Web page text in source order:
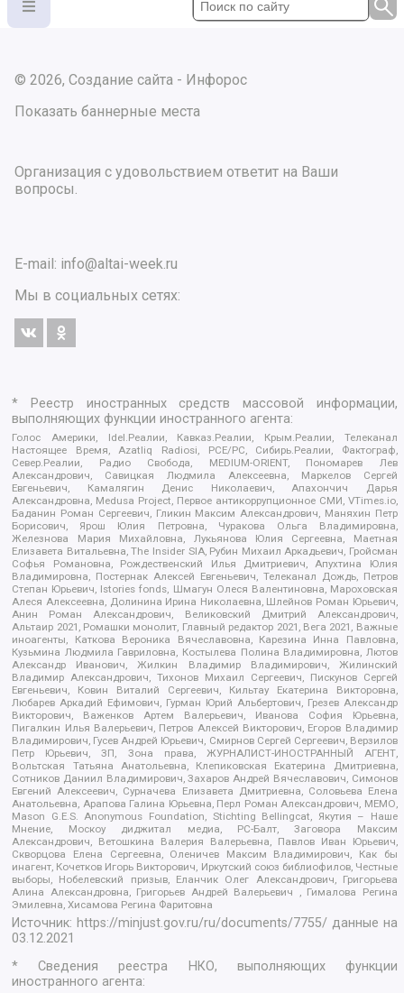
© 2026, Создание сайта - Инфорос
Показать баннерные места
Организация с удовольствием ответит на Ваши
вопросы.
E-mail: info@altai-week.ru
Мы в социальных сетях:
* Реестр иностранных средств массовой информации,
выполняющих функции иностранного агента:
Голос Америки, Idel.Реалии, Кавказ.Реалии, Крым.Реалии, Телеканал
Настоящее Время, Azatliq Radiosi, PCE/PC, Сибирь.Реалии, Фактограф,
Север.Реалии, Радио Свобода, MEDIUM-ORIENT, Пономарев Лев
Александрович, Савицкая Людмила Алексеевна, Маркелов Сергей
Евгеньевич, Камалягин Денис Николаевич, Апахончич Дарья
Александровна, Medusa Project, Первое антикоррупционное СМИ, VTimes.io,
Баданин Роман Сергеевич, Гликин Максим Александрович, Маняхин Петр
Борисович, Ярош Юлия Петровна, Чуракова Ольга Владимировна,
Железнова Мария Михайловна, Лукьянова Юлия Сергеевна, Маетная
Елизавета Витальевна, The Insider SIA, Рубин Михаил Аркадьевич, Гройсман
Софья Романовна, Рождественский Илья Дмитриевич, Апухтина Юлия
Владимировна, Постернак Алексей Евгеньевич, Телеканал Дождь, Петров
Степан Юрьевич, Istories fonds, Шмагун Олеся Валентиновна, Мароховская
Алеся Алексеевна, Долинина Ирина Николаевна, Шлейнов Роман Юрьевич,
Анин Роман Александрович, Великовский Дмитрий Александрович,
Альтаир 2021, Ромашки монолит, Главный редактор 2021, Вега 2021, Важные
иноагенты, Каткова Вероника Вячеславовна, Карезина Инна Павловна,
Кузьмина Людмила Гавриловна, Костылева Полина Владимировна, Лютов
Александр Иванович, Жилкин Владимир Владимирович, Жилинский
Владимир Александрович, Тихонов Михаил Сергеевич, Пискунов Сергей
Евгеньевич, Ковин Виталий Сергеевич, Кильтау Екатерина Викторовна,
Любарев Аркадий Ефимович, Гурман Юрий Альбертович, Грезев Александр
Викторович, Важенков Артем Валерьевич, Иванова София Юрьевна,
Пигалкин Илья Валерьевич, Петров Алексей Викторович, Егоров Владимир
Владимирович, Гусев Андрей Юрьевич, Смирнов Сергей Сергеевич, Верзилов
Петр Юрьевич, ЗП, Зона права, ЖУРНАЛИСТ-ИНОСТРАННЫЙ АГЕНТ,
Вольтская Татьяна Анатольевна, Клепиковская Екатерина Дмитриевна,
Сотников Даниил Владимирович, Захаров Андрей Вячеславович, Симонов
Евгений Алексеевич, Сурначева Елизавета Дмитриевна, Соловьева Елена
Анатольевна, Арапова Галина Юрьевна, Перл Роман Александрович, МЕМО,
Mason G.E.S. Anonymous Foundation, Stichting Bellingcat, Якутия – Наше
Мнение, Москоу диджитал медиа, РС-Балт, Заговора Максим
Александрович, Ветошкина Валерия Валерьевна, Павлов Иван Юрьевич,
Скворцова Елена Сергеевна, Оленичев Максим Владимирович, Как бы
инагент, Кочетков Игорь Викторович, Иркутский союз библиофилов, Честные
выборы, Нобелевский призыв, Еланчик Олег Александрович, Григорьева
Алина Александровна, Григорьев Андрей Валерьевич , Гималова Регина
Эмилевна, Хисамова Регина Фаритовна
Источник: https://minjust.gov.ru/ru/documents/7755/ данные на
03.12.2021
* Сведения реестра НКО, выполняющих функции
иностранного агента: